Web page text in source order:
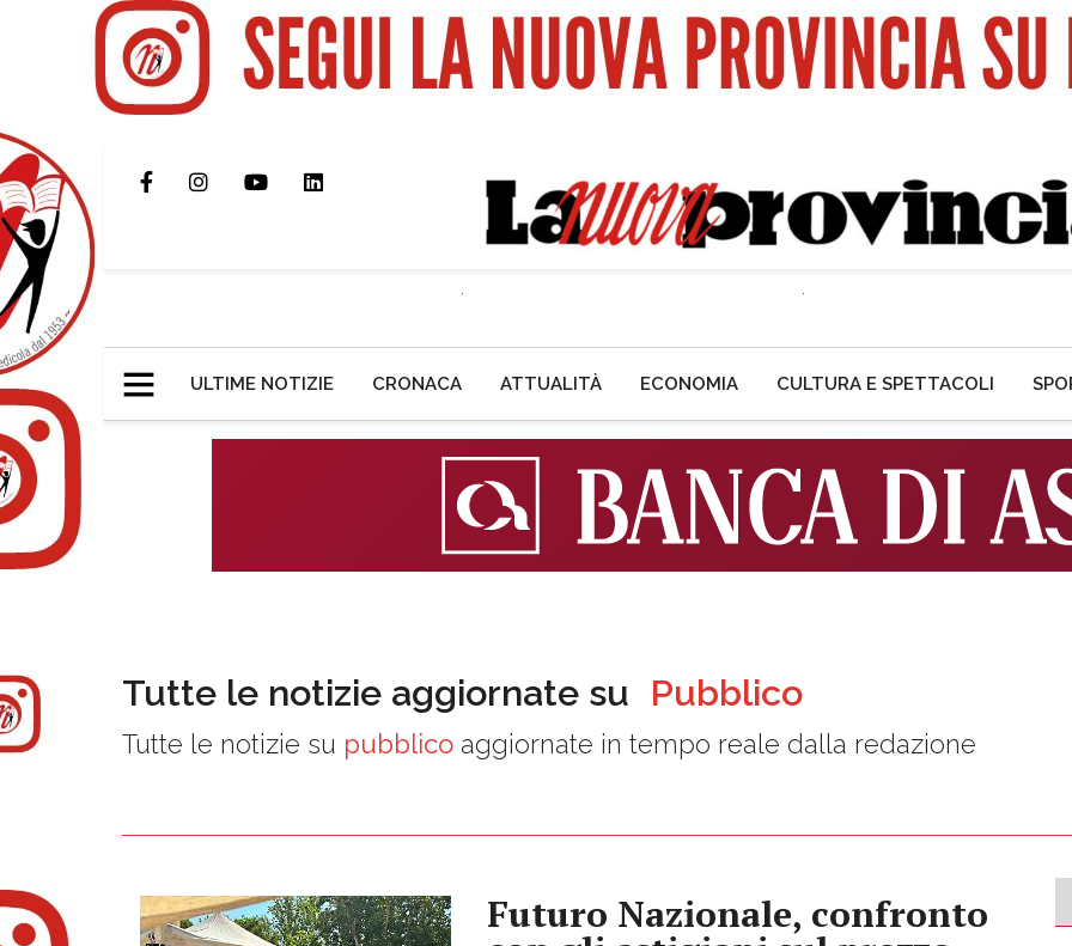
ULTIME NOTIZIE CRONACA ATTUALITÀ ECONOMIA CULTURA E SPETTACOLI
Tutte le notizie aggiornate su Pubblico
Tutte le notizie su pubblico aggiornate in tempo reale dalla redazione
Futuro Nazionale, confronto